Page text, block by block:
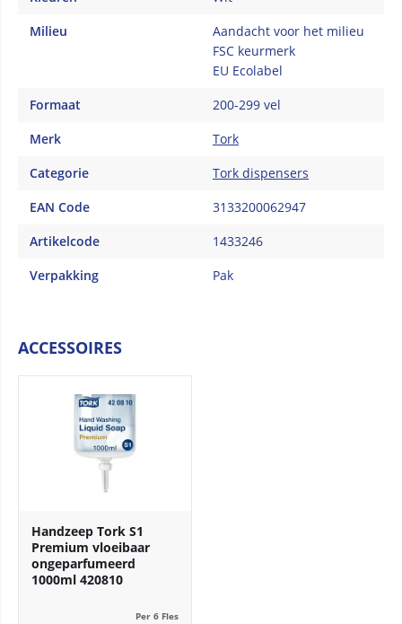
Milieu
Aandacht voor het milieu
FSC keurmerk
EU Ecolabel
Formaat
200-299 vel
Merk
Tork
Categorie
Tork dispensers
EAN Code
3133200062947
Artikelcode
1433246
Verpakking
Pak
ACCESSOIRES
Handzeep Tork S1
Premium vloeibaar
ongeparfumeerd
1000ml 420810
Per 6 Fles